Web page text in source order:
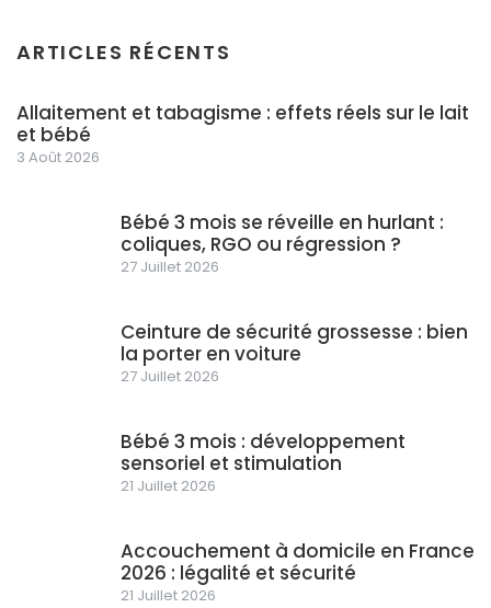
ARTICLES RÉCENTS
Allaitement et tabagisme : effets réels sur le lait
et bébé
3 Août 2026
Bébé 3 mois se réveille en hurlant :
coliques, RGO ou régression ?
27 Juillet 2026
Ceinture de sécurité grossesse : bien
la porter en voiture
27 Juillet 2026
Bébé 3 mois : développement
sensoriel et stimulation
21 Juillet 2026
Accouchement à domicile en France
2026 : légalité et sécurité
21 Juillet 2026